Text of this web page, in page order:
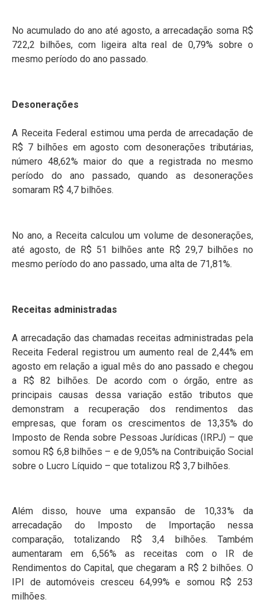
No acumulado do ano até agosto, a arrecadação soma R$
722,2 bilhões, com ligeira alta real de 0,79% sobre o
mesmo período do ano passado.
Desonerações
A Receita Federal estimou uma perda de arrecadação de
R$ 7 bilhões em agosto com desonerações tributárias,
número 48,62% maior do que a registrada no mesmo
período do ano passado, quando as desonerações
somaram R$ 4,7 bilhões.
No ano, a Receita calculou um volume de desonerações,
até agosto, de R$ 51 bilhões ante R$ 29,7 bilhões no
mesmo período do ano passado, uma alta de 71,81%.
Receitas administradas
A arrecadação das chamadas receitas administradas pela
Receita Federal registrou um aumento real de 2,44% em
agosto em relação a igual mês do ano passado e chegou
a R$ 82 bilhões. De acordo com o órgão, entre as
principais causas dessa variação estão tributos que
demonstram a recuperação dos rendimentos das
empresas, que foram os crescimentos de 13,35% do
Imposto de Renda sobre Pessoas Jurídicas (IRPJ) – que
somou R$ 6,8 bilhões – e de 9,05% na Contribuição Social
sobre o Lucro Líquido – que totalizou R$ 3,7 bilhões.
Além disso, houve uma expansão de 10,33% da
arrecadação do Imposto de Importação nessa
comparação, totalizando R$ 3,4 bilhões. Também
aumentaram em 6,56% as receitas com o IR de
Rendimentos do Capital, que chegaram a R$ 2 bilhões. O
IPI de automóveis cresceu 64,99% e somou R$ 253
milhões.